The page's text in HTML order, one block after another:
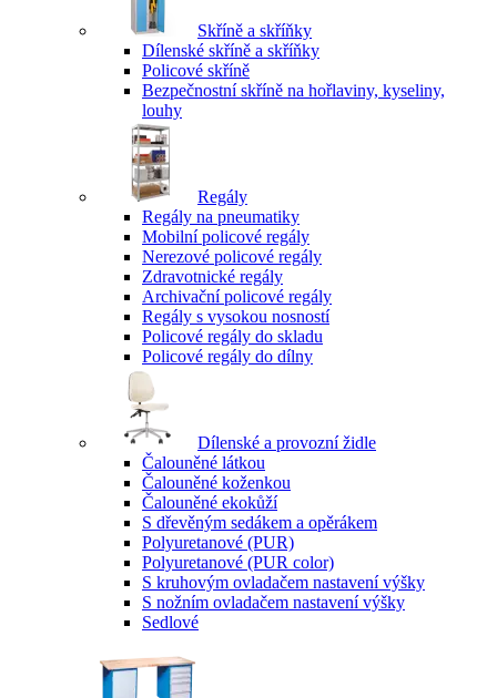
Skříně a skříňky
Dílenské skříně a skříňky
Policové skříně
Bezpečnostní skříně na hořlaviny, kyseliny,
louhy
Regály
Regály na pneumatiky
Mobilní policové regály
Nerezové policové regály
Zdravotnické regály
Archivační policové regály
Regály s vysokou nosností
Policové regály do skladu
Policové regály do dílny
Dílenské a provozní židle
Čalouněné látkou
Čalouněné koženkou
Čalouněné ekokůží
S dřevěným sedákem a opěrákem
Polyuretanové (PUR)
Polyuretanové (PUR color)
S kruhovým ovladačem nastavení výšky
S nožním ovladačem nastavení výšky
Sedlové